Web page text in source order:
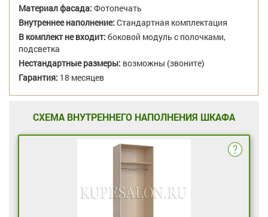
Материал фасада: Фотопечать
Внутреннее наполнение: Стандартная комплектация
В комплект не входит: боковой модуль с полочками,
подсветка
Нестандартные размеры: возможны (звоните)
Гарантия: 18 месяцев
СХЕМА ВНУТРЕННЕГО НАПОЛНЕНИЯ ШКАФА